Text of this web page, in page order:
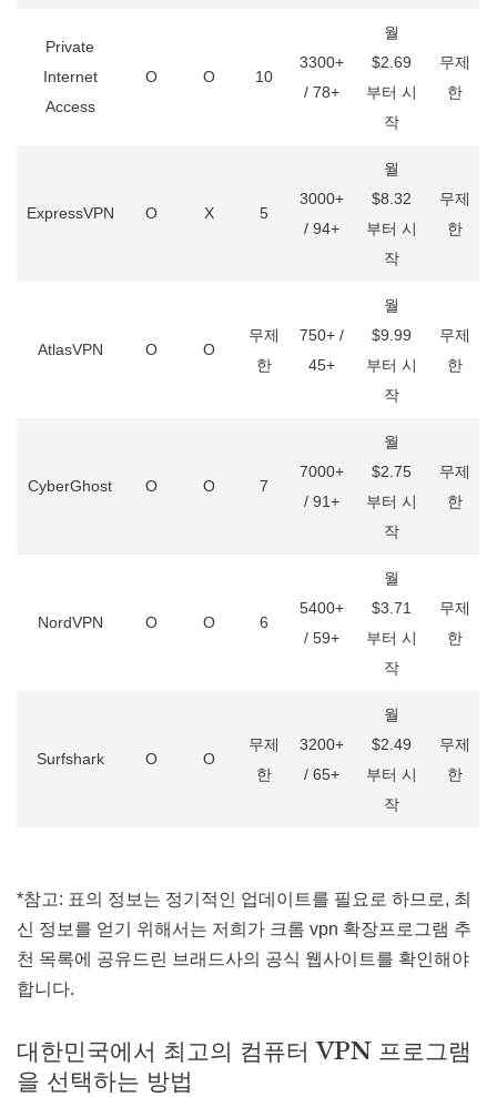
Private
Internet
Access
O O 10
3300+
/ 78+
월
$2.69
부터 시
작
무제
한
ExpressVPN O X 5
3000+
/ 94+
월
$8.32
부터 시
작
무제
한
AtlasVPN O O
무제
한
750+ /
45+
월
$9.99
부터 시
작
무제
한
CyberGhost O O 7
7000+
/ 91+
월
$2.75
부터 시
작
무제
한
NordVPN O O 6
5400+
/ 59+
월
$3.71
부터 시
작
무제
한
Surfshark O O
무제
한
3200+
/ 65+
월
$2.49
부터 시
작
무제
한
*참고: 표의 정보는 정기적인 업데이트를 필요로 하므로, 최
신 정보를 얻기 위해서는 저희가 크롬 vpn 확장프로그램 추
천 목록에 공유드린 브래드사의 공식 웹사이트를 확인해야
합니다.
대한민국에서 최고의 컴퓨터 VPN 프로그램
을 선택하는 방법